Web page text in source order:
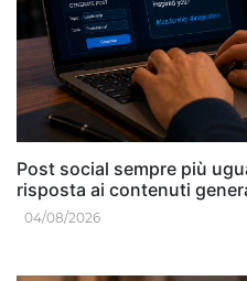
Post social sempre più
risposta ai contenuti
04/08/2026